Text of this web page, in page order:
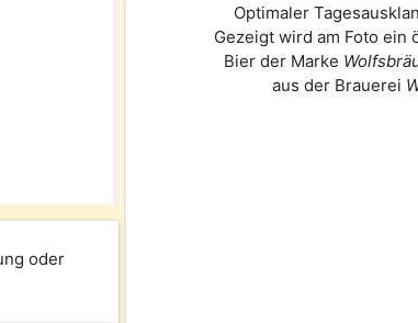
oder
Optimaler
Gezeigt wird am Foto ein
Bier der Marke
aus der Brauerei